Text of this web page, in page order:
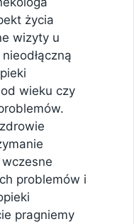
życia
wizyty u
wieku czy
problemów i
pragniemy